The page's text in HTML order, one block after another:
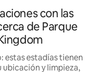
con las
de Parque
estas estadías tienen
y limpieza,